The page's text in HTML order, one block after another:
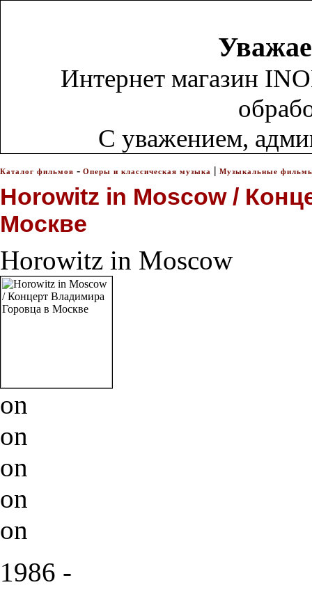
Интернет магазин
С уважением,
Каталог фильмов - Оперы и классическая музыка | Музыкальные
Horowitz in Moscow /
Москве
Horowitz in Moscow
on
on
on
on
on
1986 -